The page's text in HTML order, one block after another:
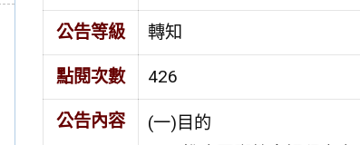
公告等級 轉知
點閱次數 426
公告內容
(一)目的